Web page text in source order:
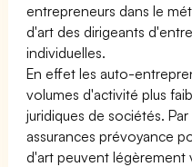
entrepreneurs dans le
d'art des dirigeants
individuelles.
En effet les auto-
volumes d'activité plus
juridiques de sociétés.
assurances prévoyance
d'art peuvent